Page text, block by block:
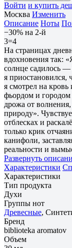
Войти и купить
Москва Изменить
Описание Ноты
−30% на 2-й
3=4
На страницах
вдохновения так:
солнце садилось
я приостановился,
я смотрел на
фьордом и
дрожа от
природу».
отблесках и
только крик
канифоли,
реальности и
Развернуть
Характеристики
Характеристики
Тип продукта
Духи
Группы нот
Древесные,
Бренд
biblioteka aromatov
Объем